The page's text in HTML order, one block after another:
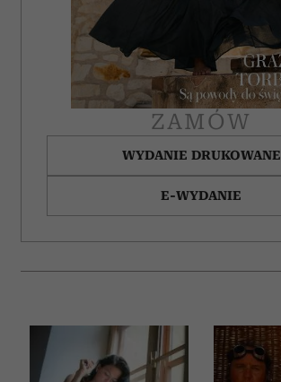
ZAMÓW
WYDANIE DRUKOWANE
E-WYDANIE